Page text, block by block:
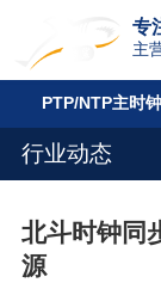
专
主
PTP/NTP主时钟
行业动态
北斗时钟同
源